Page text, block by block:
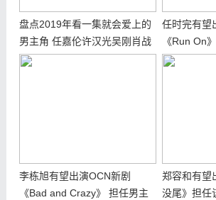
盘点2019年看一集就会爱上的
男主角 任嘉伦许汉光吴刚肖战
你喜欢哪一个
任时完有望
《Run On
李栋旭有望出演OCN新剧
《Bad and Crazy》 担任男主
郑容和有望
没尾》担任